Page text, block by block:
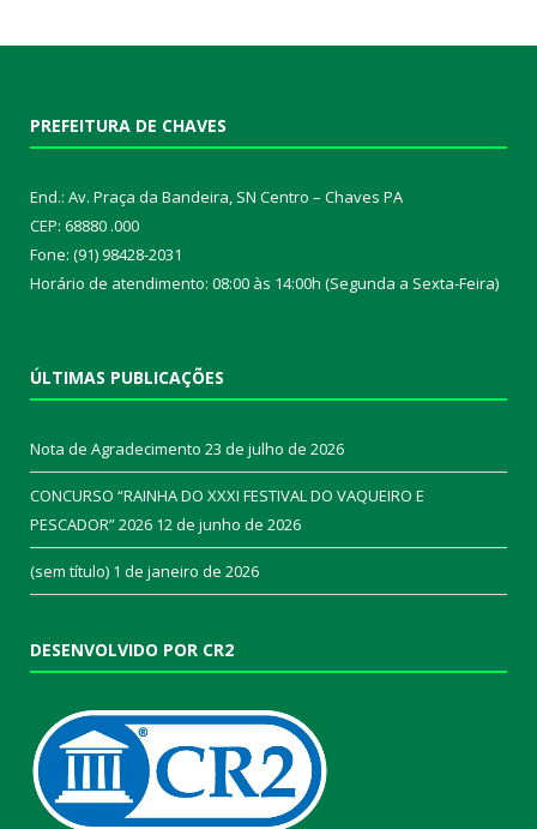
PREFEITURA DE CHAVES
End.: Av. Praça da Bandeira, SN Centro – Chaves PA
CEP: 68880 .000
Fone: (91) 98428-2031
Horário de atendimento: 08:00 às 14:00h (Segunda a Sexta-Feira)
ÚLTIMAS PUBLICAÇÕES
Nota de Agradecimento 23 de julho de 2026
CONCURSO “RAINHA DO XXXI FESTIVAL DO VAQUEIRO E
PESCADOR” 2026 12 de junho de 2026
(sem título) 1 de janeiro de 2026
DESENVOLVIDO POR CR2